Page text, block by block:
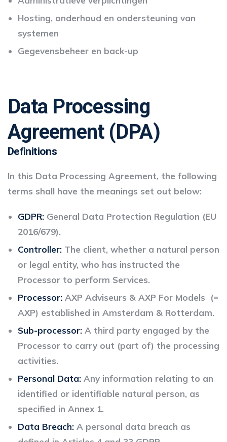
Hosting, onderhoud en ondersteuning van
systemen
Gegevensbeheer en back-up
Data Processing
Agreement (DPA)
Definitions
In this Data Processing Agreement, the following
terms shall have the meanings set out below:
GDPR: General Data Protection Regulation (EU
2016/679).
Controller: The client, whether a natural person
or legal entity, who has instructed the
Processor to perform Services.
Processor: AXP Adviseurs & AXP For Models (=
AXP) established in Amsterdam & Rotterdam.
Sub-processor: A third party engaged by the
Processor to carry out (part of) the processing
activities.
Personal Data: Any information relating to an
identified or identifiable natural person, as
specified in Annex 1.
Data Breach: A personal data breach as